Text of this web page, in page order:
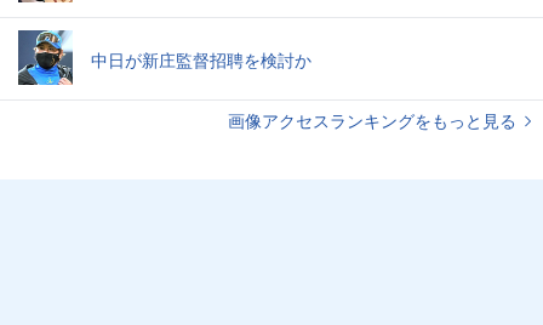
中日が新庄監督招聘を検討か
画像アクセスランキングをもっと見る